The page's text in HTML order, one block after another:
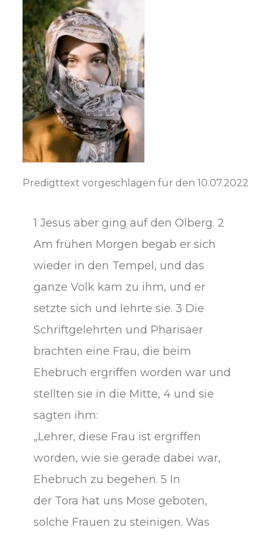
Predigttext vorgeschlagen für den 10.07.2022
1 Jesus aber ging auf den Ölberg. 2
Am frühen Morgen begab er sich
wieder in den Tempel, und das
ganze Volk kam zu ihm, und er
setzte sich und lehrte sie. 3 Die
Schriftgelehrten und Pharisäer
brachten eine Frau, die beim
Ehebruch ergriffen worden war und
stellten sie in die Mitte, 4 und sie
sagten ihm:
„Lehrer, diese Frau ist ergriffen
worden, wie sie gerade dabei war,
Ehebruch zu begehen. 5 In
der Tora hat uns Mose geboten,
solche Frauen zu steinigen. Was